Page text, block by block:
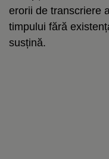
erorii de transcriere
timpului fără
susțină.